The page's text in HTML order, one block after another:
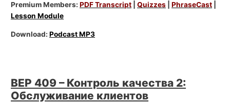
Premium Members:PDF Transcript |Quizzes |PhraseCast
Lesson Module
Download:Podcast MP3
BEP 409 – Контроль качества 2:
Обслуживание клиентов